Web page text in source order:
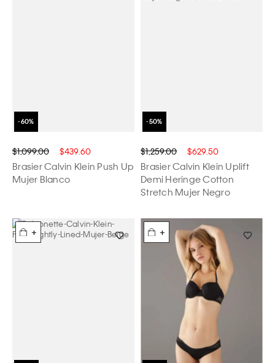
$1,099.00 $439.60
Brasier Calvin Klein Push Up
Mujer Blanco
$1,259.00 $629.50
Brasier Calvin Klein Uplift
Demi Heringe Cotton
Stretch Mujer Negro
+ +